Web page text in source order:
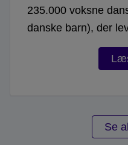
235.000 voksne
danske barn), der
Se